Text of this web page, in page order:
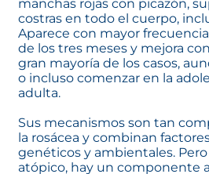
manchas rojas con picazón,
costras en todo el cuerpo,
Aparece con mayor
de los tres meses y mejora
gran mayoría de los casos,
o incluso comenzar en la
adulta.
Sus mecanismos son tan
la rosácea y combinan
genéticos y ambientales.
atópico, hay un componente